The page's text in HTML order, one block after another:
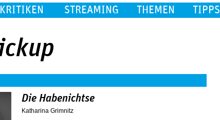
STREAMING THEMEN TIPPS
Die Habenichtse
Katharina Grimnitz